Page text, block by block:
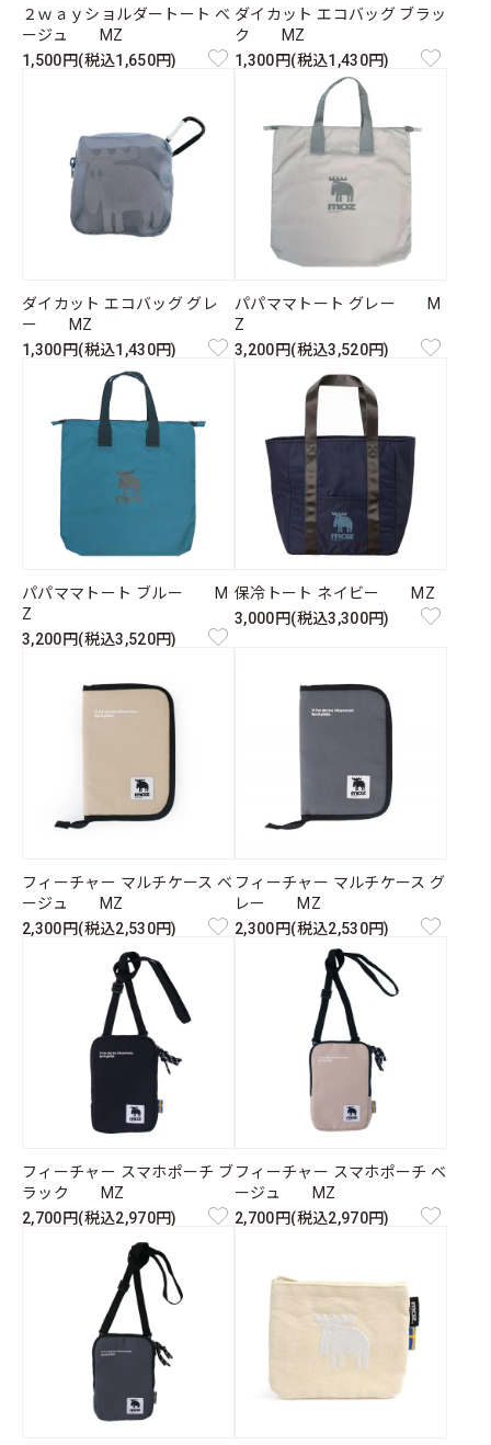
２ｗａｙショルダートート ベ
ージュ MZ
1,500円(税込1,650円)
ダイカット エコバッグ ブラッ
ク MZ
1,300円(税込1,430円)
ダイカット エコバッグ グレ
ー MZ
1,300円(税込1,430円)
パパママトート グレー M
Z
3,200円(税込3,520円)
パパママトート ブルー M
Z
3,200円(税込3,520円)
保冷トート ネイビー MZ
3,000円(税込3,300円)
フィーチャー マルチケース ベ
ージュ MZ
2,300円(税込2,530円)
フィーチャー マルチケース グ
レー MZ
2,300円(税込2,530円)
フィーチャー スマホポーチ ブ
ラック MZ
2,700円(税込2,970円)
フィーチャー スマホポーチ ベ
ージュ MZ
2,700円(税込2,970円)